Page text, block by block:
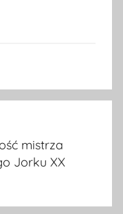
mistrza
Jorku XX